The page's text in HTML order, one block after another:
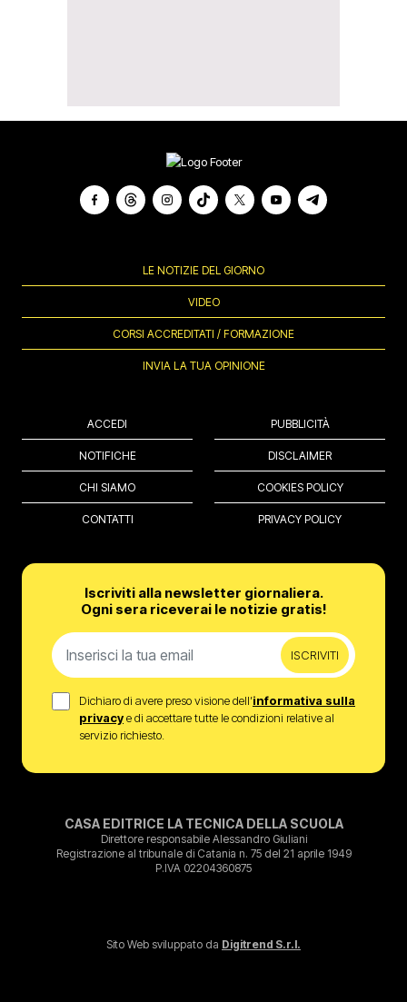
LE NOTIZIE DEL GIORNO
VIDEO
CORSI ACCREDITATI / FORMAZIONE
INVIA LA TUA OPINIONE
ACCEDI
NOTIFICHE
CHI SIAMO
CONTATTI
PUBBLICITÀ
DISCLAIMER
COOKIES POLICY
PRIVACY POLICY
Iscriviti alla newsletter giornaliera.
Ogni sera riceverai le notizie gratis!
ISCRIVITI
Dichiaro di avere preso visione dell’informativa sulla
privacye di accettare tutte le condizioni relative al
servizio richiesto.
CASA EDITRICE LA TECNICA DELLA SCUOLA
Direttore responsabile Alessandro Giuliani
Registrazione al tribunale di Catania n. 75 del 21 aprile 1949
P.IVA 02204360875
Sito Web sviluppato da Digitrend S.r.l.